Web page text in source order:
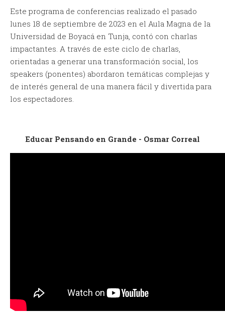
Este programa de conferencias realizado el pasado
lunes 18 de septiembre de 2023 en el Aula Magna de la
Universidad de Boyacá en Tunja, contó con charlas
impactantes. A través de este ciclo de charlas,
orientadas a generar una transformación social, los
speakers (ponentes) abordaron temáticas complejas y
de interés general de una manera fácil y divertida para
los espectadores.
Educar Pensando en Grande - Osmar Correal